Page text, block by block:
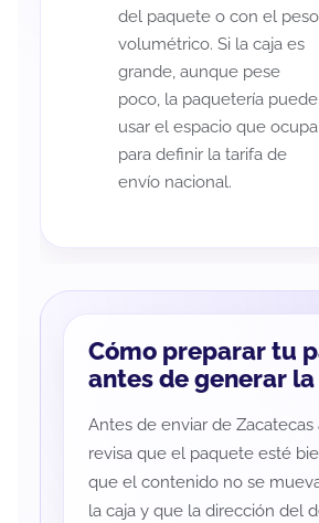
del paquete o con el peso
volumétrico. Si la caja es
grande, aunque pese
poco, la paquetería puede
usar el espacio que ocupa
para definir la tarifa de
envío nacional.
Cómo preparar tu
antes de generar
Antes de enviar de Zacatecas
revisa que el paquete esté
que el contenido no se
la caja y que la dirección del